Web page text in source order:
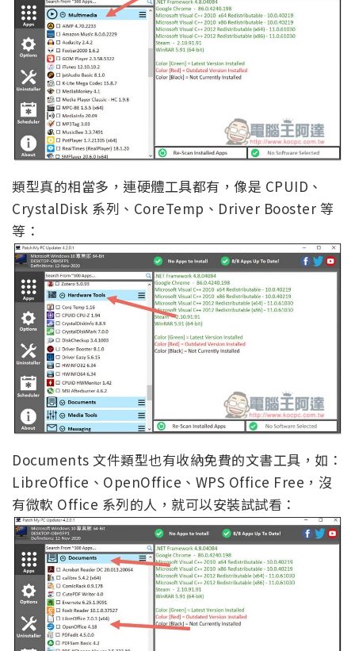
類型真的相當多，連硬體工具都有，像是 CPUID、
CrystalDisk 系列、CoreTemp、Driver Booster 等
等：
Documents 文件類型也有收納免費的文書工具，如：
LibreOffice、OpenOffice、WPS Office Free，沒
有微軟 Office 系列的人，就可以安裝試試看：